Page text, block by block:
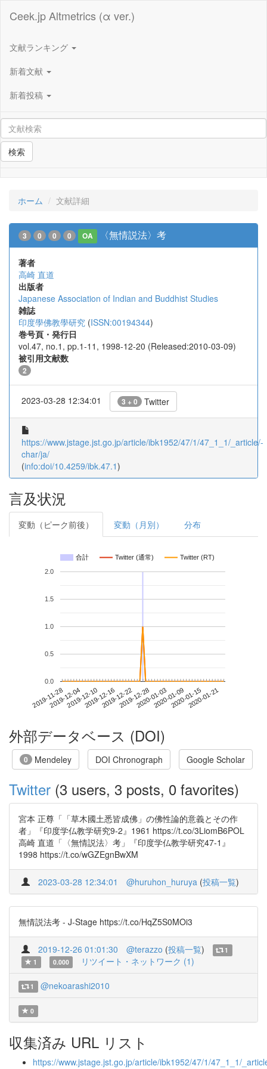
Ceek.jp Altmetrics (α ver.)
文献ランキング
新着文献
新着投稿
検索
ホーム 文献詳細
3 0 0 0 OA 〈無情説法〉考
著者
高崎 直道
出版者
Japanese Association of Indian and Buddhist Studies
雑誌
印度學佛教學研究 (ISSN:00194344)
巻号頁・発行日
vol.47, no.1, pp.1-11, 1998-12-20 (Released:2010-03-09)
被引用文献数
2
2023-03-28 12:34:01 3 + 0 Twitter
https://www.jstage.jst.go.jp/article/ibk1952/47/1/47_1_1/_article/-
char/ja/
(info:doi/10.4259/ibk.47.1)
言及状況
変動（ピーク前後） 変動（月別） 分布
合計 Twitter (通常) Twitter (RT)
2019-11-282019-12-042019-12-102019-12-162019-12-222019-12-282020-01-032020-01-092020-01-152020-01-21
0.0
0.5
1.0
1.5
2.0
外部データベース (DOI)
0 Mendeley DOI Chronograph Google Scholar
Twitter (3 users, 3 posts, 0 favorites)
宮本 正尊「「草木國土悉皆成佛」の佛性論的意義とその作
者」『印度学仏教学研究9-2』1961 https://t.co/3LiomB6POL
高崎 直道「〈無情説法〉考」『印度学仏教学研究47-1』
1998 https://t.co/wGZEgnBwXM
2023-03-28 12:34:01 @huruhon_huruya (投稿一覧)
無情説法考 - J-Stage https://t.co/HqZ5S0MOi3
2019-12-26 01:01:30 @terazzo (投稿一覧)
1
1
0.000 リツイート・ネットワーク (1)
1 @nekoarashi2010
0
収集済み URL リスト
https://www.jstage.jst.go.jp/article/ibk1952/47/1/47_1_1/